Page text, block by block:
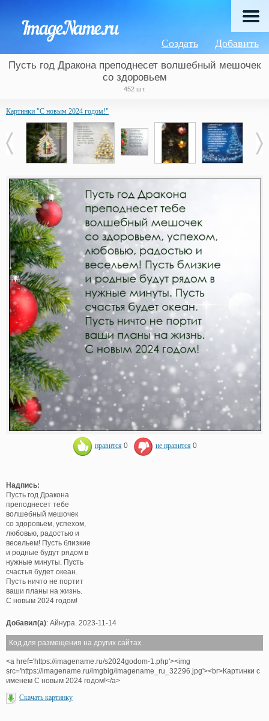
Добавить
Создать
Пусть год Дракона преподнесет волшебный мешочек
со здоровьем
452 шт.
Картинки "С новым 2024 годом!"
нравится 0 не нравится 0
Надпись:
Пусть год Дракона
преподнесет тебе
волшебный мешочек
со здоровьем, успехом,
любовью, радостью и
весельем! Пусть близкие
и родные будут рядом в
нужные минуты. Пусть
счастья будет океан.
Пусть ничто не портит
ваши планы на жизнь.
С новым 2024 годом!
Добавил(а): Айнура. 2023-11-14
Код для размещения на других сайтах
<a href='https://imagename.ru/s2024godom-1.php'><img
src='https://imagename.ru/imgbig/imagename_ru_32296.jpg'><br>Картинки с
именем С новым 2024 годом!</a>
Скачать картинку